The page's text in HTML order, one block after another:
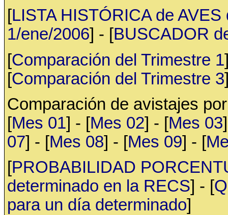
[LISTA HISTÓRICA de
1/ene/2006] - [BUSCADOR
[Comparación del Trimestre 1
[Comparación del Trimestre 3
Comparación de avistajes
[Mes 01] - [Mes 02] - [Mes 03
07] - [Mes 08] - [Mes 09] - [
[PROBABILIDAD
determinado en la RECS] - [
para un día determinado]